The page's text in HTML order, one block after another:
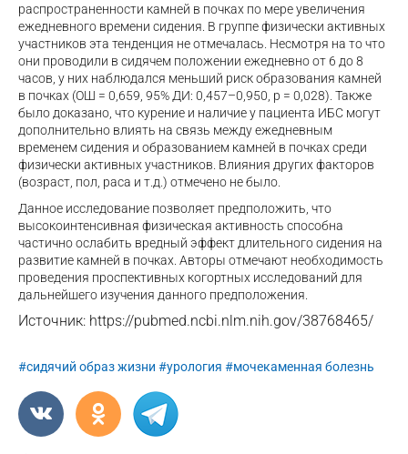
распространенности камней в почках по мере увеличения
ежедневного времени сидения. В группе физически активных
участников эта тенденция не отмечалась. Несмотря на то что
они проводили в сидячем положении ежедневно от 6 до 8
часов, у них наблюдался меньший риск образования камней
в почках (ОШ = 0,659, 95% ДИ: 0,457–0,950, р = 0,028). Также
было доказано, что курение и наличие у пациента ИБС могут
дополнительно влиять на связь между ежедневным
временем сидения и образованием камней в почках среди
физически активных участников. Влияния других факторов
(возраст, пол, раса и т.д.) отмечено не было.
Данное исследование позволяет предположить, что
высокоинтенсивная физическая активность способна
частично ослабить вредный эффект длительного сидения на
развитие камней в почках. Авторы отмечают необходимость
проведения проспективных когортных исследований для
дальнейшего изучения данного предположения.
Источник: https://pubmed.ncbi.nlm.nih.gov/38768465/
#сидячий образ жизни #урология #мочекаменная болезнь